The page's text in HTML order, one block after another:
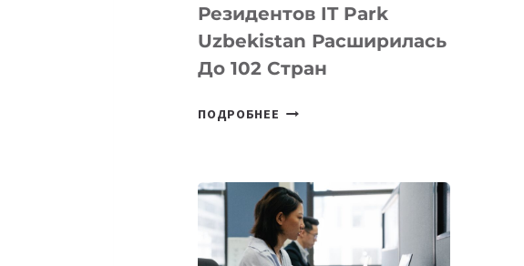
Резидентов IT Park
Uzbekistan Расширилась
До 102 Стран
ПОДРОБНЕЕ ГЕОГРАФИЯ
PARK
UZBEKISTAN
РАСШИРИЛАСЬ